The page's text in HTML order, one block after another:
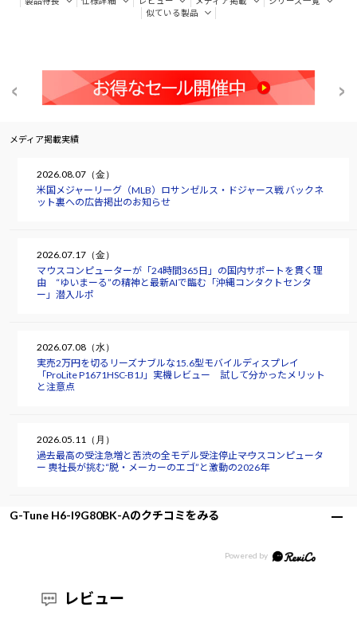
似ている製品
メディア掲載実績
2026.08.07（金）
米国メジャーリーグ（MLB）ロサンゼルス・ドジャース戦 バックネ
ット裏への広告掲出のお知らせ
2026.07.17（金）
マウスコンピューターが「24時間365日」の国内サポートを貫く理
由 “ゆいまーる”の精神と最新AIで臨む「沖縄コンタクトセンタ
ー」潜入ルポ
2026.07.08（水）
実売2万円を切るリーズナブルな15.6型モバイルディスプレイ
「ProLite P1671HSC-B1J」実機レビュー 試して分かったメリット
と注意点
2026.05.11（月）
過去最高の受注急増と苦渋の全モデル受注停止――マウスコンピュータ
ー 軣社長が挑む“脱・メーカーのエゴ”と激動の2026年
G-Tune H6-I9G80BK-Aのクチコミをみる
レビュー